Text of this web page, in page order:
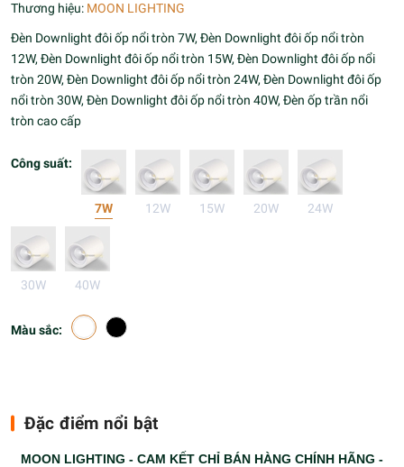
Thương hiệu: MOON LIGHTING
Đèn Downlight đôi ốp nổi tròn 7W, Đèn Downlight đôi ốp nổi tròn
12W, Đèn Downlight đôi ốp nổi tròn 15W, Đèn Downlight đôi ốp nổi
tròn 20W, Đèn Downlight đôi ốp nổi tròn 24W, Đèn Downlight đôi ốp
nổi tròn 30W, Đèn Downlight đôi ốp nổi tròn 40W, Đèn ốp trần nổi
tròn cao cấp
Công suất:
7W 12W 15W 20W 24W
30W 40W
Màu sắc:
Đặc điểm nổi bật
MOON LIGHTING - CAM KẾT CHỈ BÁN HÀNG CHÍNH HÃNG -